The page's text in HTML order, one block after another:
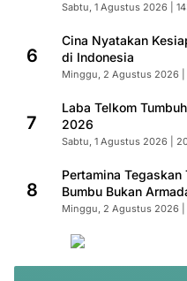
Sabtu, 1 Agustus 2026 |
6
Cina Nyatakan
di Indonesia
Minggu, 2 Agustus 2026 |
7
Laba Telkom
2026
Sabtu, 1 Agustus 2026 |
8
Pertamina
Bumbu Bukan
Minggu, 2 Agustus 2026 |